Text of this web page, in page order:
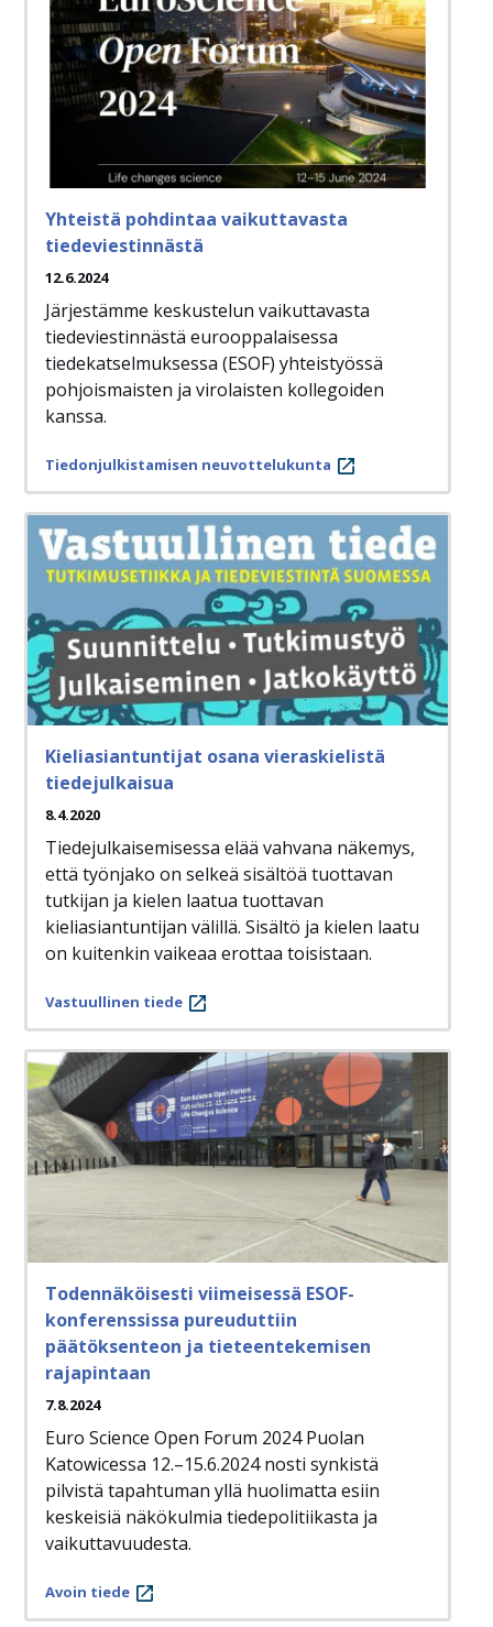
Yhteistä pohdintaa vaikuttavasta
tiedeviestinnästä
12.6.2024
Järjestämme keskustelun vaikuttavasta
tiedeviestinnästä eurooppalaisessa
tiedekatselmuksessa (ESOF) yhteistyössä
pohjoismaisten ja virolaisten kollegoiden
kanssa.
Tiedonjulkistamisen neuvottelukunta
Kieliasiantuntijat osana vieraskielistä
tiedejulkaisua
8.4.2020
Tiedejulkaisemisessa elää vahvana näkemys,
että työnjako on selkeä sisältöä tuottavan
tutkijan ja kielen laatua tuottavan
kieliasiantuntijan välillä. Sisältö ja kielen laatu
on kuitenkin vaikeaa erottaa toisistaan.
Vastuullinen tiede
Todennäköisesti viimeisessä ESOF-
konferenssissa pureuduttiin
päätöksenteon ja tieteentekemisen
rajapintaan
7.8.2024
Euro Science Open Forum 2024 Puolan
Katowicessa 12.–15.6.2024 nosti synkistä
pilvistä tapahtuman yllä huolimatta esiin
keskeisiä näkökulmia tiedepolitiikasta ja
vaikuttavuudesta.
Avoin tiede